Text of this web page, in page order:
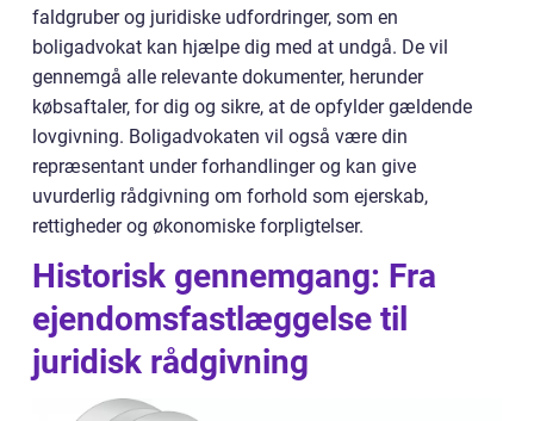
faldgruber og juridiske udfordringer, som en
boligadvokat kan hjælpe dig med at undgå. De vil
gennemgå alle relevante dokumenter, herunder
købsaftaler, for dig og sikre, at de opfylder gældende
lovgivning. Boligadvokaten vil også være din
repræsentant under forhandlinger og kan give
uvurderlig rådgivning om forhold som ejerskab,
rettigheder og økonomiske forpligtelser.
Historisk gennemgang: Fra
ejendomsfastlæggelse til
juridisk rådgivning